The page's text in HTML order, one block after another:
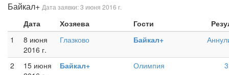
Байкал+ Дата заявки: 3 июня 2016 г.
Дата Хозяева Гости
1
8 июня
2016 г.
Глазково Байкал+
2
15 июня
Байкал+ Олимпия